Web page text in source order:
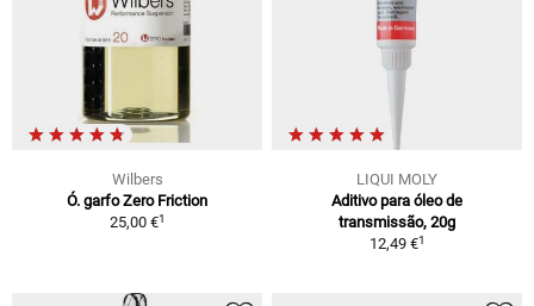
Wilbers
Ó. garfo Zero Friction
25,00 €1
LIQUI MOLY
Aditivo para óleo de
transmissão, 20g
12,49 €1